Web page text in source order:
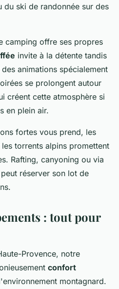
du ski de randonnée sur des
camping offre ses propres
invite à la détente tandis
animations spécialement
se prolongent autour
créent cette atmosphère si
en plein air.
fortes vous prend, les
les torrents alpins promettent
Rafting, canyoning ou via
réserver son lot de
: tout pour
Provence, notre
confort
montagnard.